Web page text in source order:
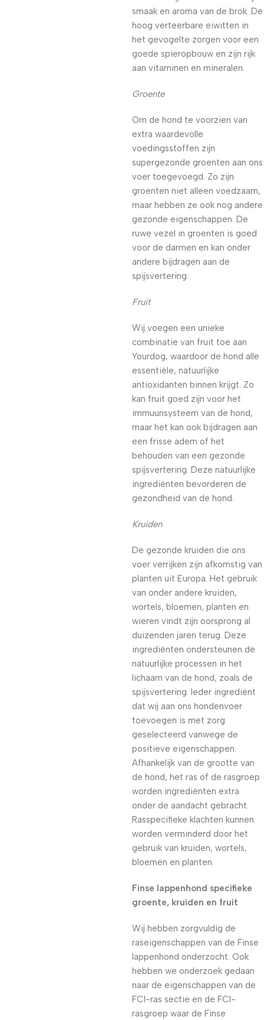
smaak en aroma van de brok. De
hoog verteerbare eiwitten in
het gevogelte zorgen voor een
goede spieropbouw en zijn rijk
aan vitaminen en mineralen.
Groente
Om de hond te voorzien van
extra waardevolle
voedingsstoffen zijn
supergezonde groenten aan ons
voer toegevoegd. Zo zijn
groenten niet alleen voedzaam,
maar hebben ze ook nog andere
gezonde eigenschappen. De
ruwe vezel in groenten is goed
voor de darmen en kan onder
andere bijdragen aan de
spijsvertering.
Fruit
Wij voegen een unieke
combinatie van fruit toe aan
Yourdog, waardoor de hond alle
essentiële, natuurlijke
antioxidanten binnen krijgt. Zo
kan fruit goed zijn voor het
immuunsysteem van de hond,
maar het kan ook bijdragen aan
een frisse adem of het
behouden van een gezonde
spijsvertering. Deze natuurlijke
ingrediënten bevorderen de
gezondheid van de hond.
Kruiden
De gezonde kruiden die ons
voer verrijken zijn afkomstig van
planten uit Europa. Het gebruik
van onder andere kruiden,
wortels, bloemen, planten en
wieren vindt zijn oorsprong al
duizenden jaren terug. Deze
ingrediënten ondersteunen de
natuurlijke processen in het
lichaam van de hond, zoals de
spijsvertering. Ieder ingrediënt
dat wij aan ons hondenvoer
toevoegen is met zorg
geselecteerd vanwege de
positieve eigenschappen.
Afhankelijk van de grootte van
de hond, het ras of de rasgroep
worden ingrediënten extra
onder de aandacht gebracht.
Rasspecifieke klachten kunnen
worden verminderd door het
gebruik van kruiden, wortels,
bloemen en planten.
Finse lappenhond specifieke
groente, kruiden en fruit
Wij hebben zorgvuldig de
raseigenschappen van de Finse
lappenhond onderzocht. Ook
hebben we onderzoek gedaan
naar de eigenschappen van de
FCI-ras sectie en de FCI-
rasgroep waar de Finse